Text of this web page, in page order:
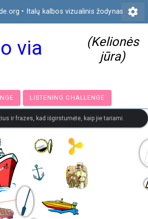
• Italų kalbos vizualinis žodynas settings
via
(Kelionės
jūra)
LISTENING CHALLENGE
ir frazes, kad išgirstumėte, kaip jie tariami.